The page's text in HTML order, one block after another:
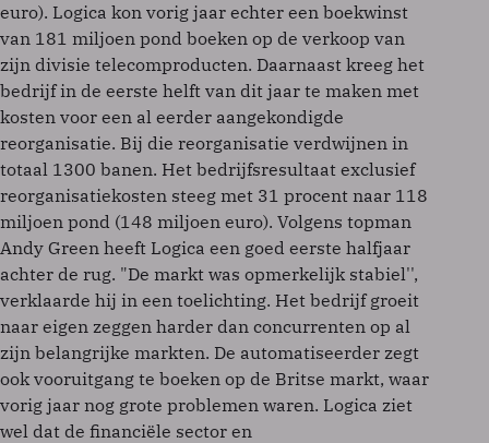
euro). Logica kon vorig jaar echter een boekwinst
van 181 miljoen pond boeken op de verkoop van
zijn divisie telecomproducten. Daarnaast kreeg het
bedrijf in de eerste helft van dit jaar te maken met
kosten voor een al eerder aangekondigde
reorganisatie. Bij die reorganisatie verdwijnen in
totaal 1300 banen. Het bedrijfsresultaat exclusief
reorganisatiekosten steeg met 31 procent naar 118
miljoen pond (148 miljoen euro). Volgens topman
Andy Green heeft Logica een goed eerste halfjaar
achter de rug. "De markt was opmerkelijk stabiel'',
verklaarde hij in een toelichting. Het bedrijf groeit
naar eigen zeggen harder dan concurrenten op al
zijn belangrijke markten. De automatiseerder zegt
ook vooruitgang te boeken op de Britse markt, waar
vorig jaar nog grote problemen waren. Logica ziet
wel dat de financiële sector en